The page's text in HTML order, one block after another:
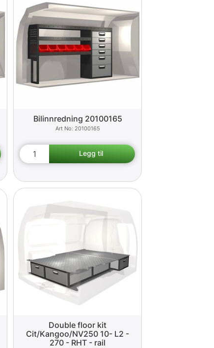
Bilinnredning 20100165
20100165
Double floor kit
Cit/Kangoo/NV250 10- L2 -
270 - RHT - rail